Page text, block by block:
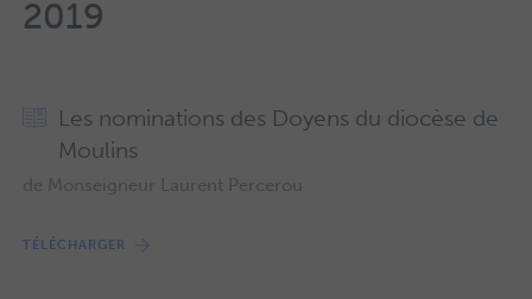
2019
Les nominations des Doyens du diocèse de
Moulins
de Monseigneur Laurent Percerou
TÉLÉCHARGER